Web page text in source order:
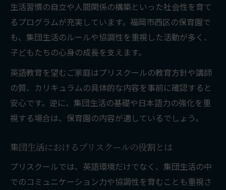
生活習慣の自立や人間関係の構築といった社会性を育て
るプログラムが充実しています。福岡市西区の保育園で
も、集団生活のルールや協調性を重視した活動が多く、
子どもたちの心身の成長を支えます。
英語教育を望むご家庭はプリスクールの教育方針や講師
の質、カリキュラムの具体的な内容を事前に確認すると
安心です。逆に、集団生活の基礎や日本語力の強化を重
視する場合は、保育園の内容が適しているでしょう。
集団生活におけるプリスクールの役割とは
プリスクールでは、英語環境だけでなく、集団生活の中
でのコミュニケーション力や協調性を育むことも重視さ